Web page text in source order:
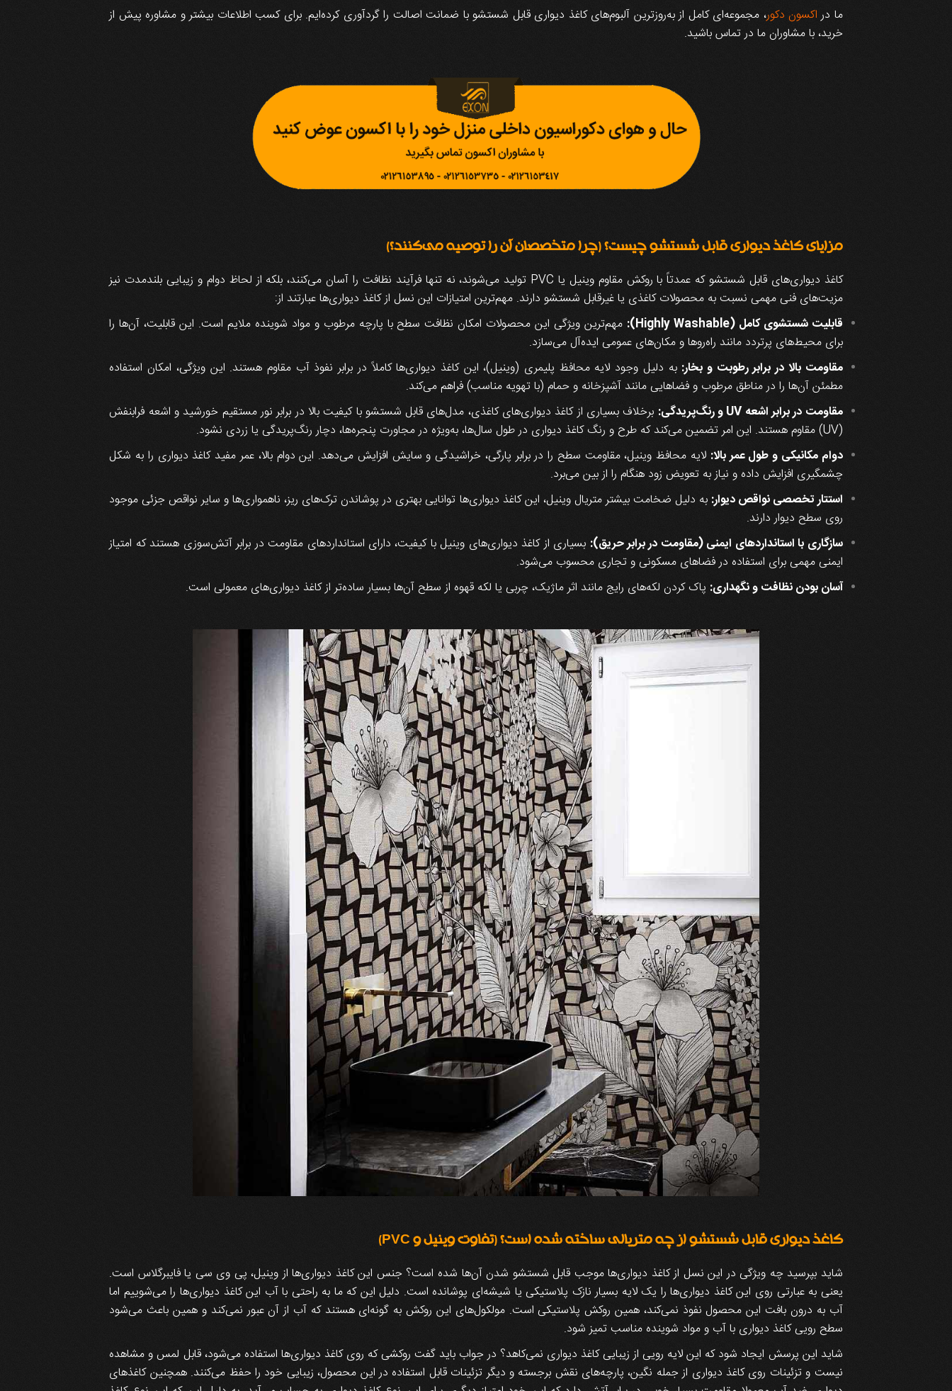
ما دراکسون دکور، مجموعه‌ای کامل از به‌روزترین آلبوم‌های کاغذ دیواری قابل شستشو با ضمانت اصالت را گردآوری کرده‌ایم. برای کسب اطلاعات بیشتر و مشاوره پیش از
خرید، با مشاوران ما در تماس باشید.
مزایای کاغذ دیواری قابل شستشو چیست؟ (چرا متخصصان آن را توصیه می‌کنند؟)
کاغذ دیواری‌های قابل شستشو که عمدتاً با روکش مقاوم وینیل یا PVC تولید می‌شوند، نه تنها فرآیند نظافت را آسان می‌کنند، بلکه از لحاظ دوام و زیبایی بلندمدت نیز
مزیت‌های فنی مهمی نسبت به محصولات کاغذی یا غیرقابل شستشو دارند. مهم‌ترین امتیازات این نسل از کاغذ دیواری‌ها عبارتند از:
قابلیت شستشوی کامل (Highly Washable):
مهم‌ترین ویژگی این محصولات امکان نظافت سطح با پارچه مرطوب و مواد شوینده ملایم است. این قابلیت، آن‌ها را
برای محیط‌های پرتردد مانند راه‌روها و مکان‌های عمومی ایده‌آل می‌سازد.
مقاومت بالا در برابر رطوبت و بخار: به دلیل وجود لایه محافظ پلیمری (وینیل)، این کاغذ دیواری‌ها کاملاً در برابر نفوذ آب مقاوم هستند. این ویژگی، امکان استفاده
مطمئن آن‌ها را در مناطق مرطوب و فضاهایی مانند آشپزخانه و حمام (با تهویه مناسب) فراهم می‌کند.
مقاومت در برابر اشعه UV و رنگ‌پریدگی:
برخلاف بسیاری از کاغذ دیواری‌های کاغذی، مدل‌های قابل شستشو با کیفیت بالا در برابر نور مستقیم خورشید و اشعه فرابنفش
(UV) مقاوم هستند. این امر تضمین می‌کند که طرح و رنگ کاغذ دیواری در طول سال‌ها، به‌ویژه در مجاورت پنجره‌ها، دچار رنگ‌پریدگی یا زردی نشود.
دوام مکانیکی و طول عمر بالا: لایه محافظ وینیل، مقاومت سطح را در برابر پارگی، خراشیدگی و سایش افزایش می‌دهد. این دوام بالا، عمر مفید کاغذ دیواری را به شکل
چشمگیری افزایش داده و نیاز به تعویض زود هنگام را از بین می‌برد.
استتار تخصصی نواقص دیوار: به دلیل ضخامت بیشتر متریال وینیل، این کاغذ دیواری‌ها توانایی بهتری در پوشاندن ترک‌های ریز، ناهمواری‌ها و سایر نواقص جزئی موجود
روی سطح دیوار دارند.
سازگاری با استانداردهای ایمنی (مقاومت در برابر حریق): بسیاری از کاغذ دیواری‌های وینیل با کیفیت، دارای استانداردهای مقاومت در برابر آتش‌سوزی هستند که امتیاز
ایمنی مهمی برای استفاده در فضاهای مسکونی و تجاری محسوب می‌شود.
آسان بودن نظافت و نگهداری: پاک کردن لکه‌های رایج مانند اثر ماژیک، چربی یا لکه قهوه از سطح آن‌ها بسیار ساده‌تر از کاغذ دیواری‌های معمولی است.
کاغذ دیواری قابل شستشو از چه متریالی ساخته شده است؟ (تفاوت وینیل و PVC)
شاید بپرسید چه ویژگی در این نسل از کاغذ دیواری‌ها موجب قابل شستشو شدن آن‌ها شده است؟ جنس این کاغذ دیواری‌ها از وینیل، پی وی سی یا فایبرگلاس است.
یعنی به عبارتی روی این کاغذ دیواری‌ها را یک لایه بسیار نازک پلاستیکی یا شیشه‌ای پوشانده است. دلیل این که ما به راحتی با آب این کاغذ دیواری‌ها را می‌شوییم اما
آب به درون بافت این محصول نفوذ نمی‌کند، همین روکش پلاستیکی است. مولکول‌های این روکش به گونه‌ای هستند که آب از آن عبور نمی‌کند و همین باعث می‌شود
سطح رویی کاغذ دیواری با آب و مواد شوینده مناسب تمیز شود.
شاید این پرسش ایجاد شود که این لایه رویی از زیبایی کاغذ دیواری نمی‌کاهد؟ در جواب باید گفت روکشی که روی کاغذ دیواری‌ها استفاده می‌شود، قابل لمس و مشاهده
نیست و تزئینات روی کاغذ دیواری از جمله نگین، پارچه‌های نقش برجسته و دیگر تزئینات قابل استفاده در این محصول، زیبایی خود را حفظ می‌کنند. همچنین کاغذهای